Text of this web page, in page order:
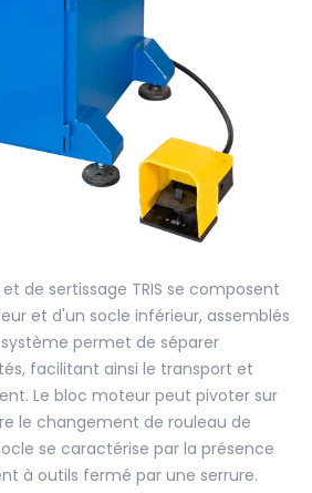
de sertissage TRIS se composent
et d'un socle inférieur, assemblés
permet de séparer
facilitant ainsi le transport et
Le bloc moteur peut pivoter sur
le changement de rouleau de
se caractérise par la présence
à outils fermé par une serrure.